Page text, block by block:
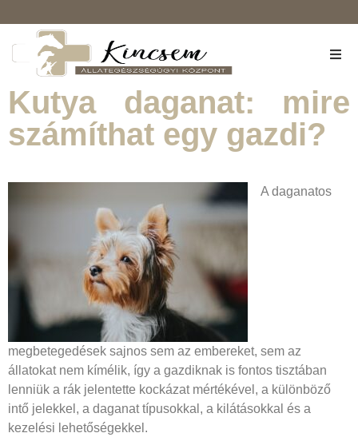
Rólunk
Szolgáltatások
Kisállat-biztosítás
Kutya daganat: mire
számíthat egy gazdi?
A daganatos
megbetegedések sajnos sem az embereket, sem az
állatokat nem kímélik, így a gazdiknak is fontos tisztában
lenniük a rák jelentette kockázat mértékével, a különböző
intő jelekkel, a daganat típusokkal, a kilátásokkal és a
kezelési lehetőségekkel.